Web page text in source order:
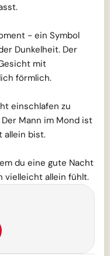
- ein Symbol
Dunkelheit. Der
mit
förmlich.
einschlafen zu
Mann im Mond ist
allein bist.
du eine gute Nacht
vielleicht allein fühlt.